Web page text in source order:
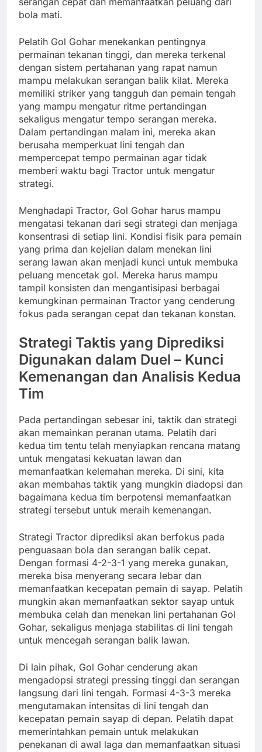
bola mati.
Pelatih Gol Gohar menekankan pentingnya
permainan tekanan tinggi, dan mereka terkenal
dengan sistem pertahanan yang rapat namun
mampu melakukan serangan balik kilat. Mereka
memiliki striker yang tangguh dan pemain tengah
yang mampu mengatur ritme pertandingan
sekaligus mengatur tempo serangan mereka.
Dalam pertandingan malam ini, mereka akan
berusaha memperkuat lini tengah dan
mempercepat tempo permainan agar tidak
memberi waktu bagi Tractor untuk mengatur
strategi.
Menghadapi Tractor, Gol Gohar harus mampu
mengatasi tekanan dari segi strategi dan menjaga
konsentrasi di setiap lini. Kondisi fisik para pemain
yang prima dan kejelian dalam menekan lini
serang lawan akan menjadi kunci untuk membuka
peluang mencetak gol. Mereka harus mampu
tampil konsisten dan mengantisipasi berbagai
kemungkinan permainan Tractor yang cenderung
fokus pada serangan cepat dan tekanan konstan.
Strategi Taktis yang Diprediksi
Digunakan dalam Duel – Kunci
Kemenangan dan Analisis Kedua
Tim
Pada pertandingan sebesar ini, taktik dan strategi
akan memainkan peranan utama. Pelatih dari
kedua tim tentu telah menyiapkan rencana matang
untuk mengatasi kekuatan lawan dan
memanfaatkan kelemahan mereka. Di sini, kita
akan membahas taktik yang mungkin diadopsi dan
bagaimana kedua tim berpotensi memanfaatkan
strategi tersebut untuk meraih kemenangan.
Strategi Tractor diprediksi akan berfokus pada
penguasaan bola dan serangan balik cepat.
Dengan formasi 4-2-3-1 yang mereka gunakan,
mereka bisa menyerang secara lebar dan
memanfaatkan kecepatan pemain di sayap. Pelatih
mungkin akan memanfaatkan sektor sayap untuk
membuka celah dan menekan lini pertahanan Gol
Gohar, sekaligus menjaga stabilitas di lini tengah
untuk mencegah serangan balik lawan.
Di lain pihak, Gol Gohar cenderung akan
mengadopsi strategi pressing tinggi dan serangan
langsung dari lini tengah. Formasi 4-3-3 mereka
mengutamakan intensitas di lini tengah dan
kecepatan pemain sayap di depan. Pelatih dapat
memerintahkan pemain untuk melakukan
penekanan di awal laga dan memanfaatkan situasi